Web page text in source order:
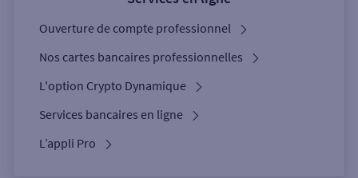
Ouverture de compte professionnel
Nos cartes bancaires professionnelles
L'option Crypto Dynamique
Services bancaires en ligne
L’appli Pro